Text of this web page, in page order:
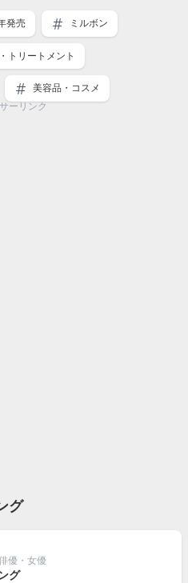
発売 ミルボン
トリートメント
美容品・コスメ
ーリンク
グ
優・女優
グ